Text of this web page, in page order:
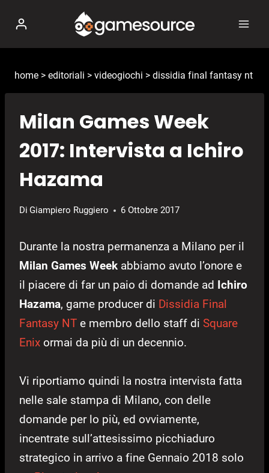
contenuto
home > editoriali > videogiochi > dissidia final fantasy nt
Milan Games Week
2017: Intervista a Ichiro
Hazama
Di Giampiero Ruggiero 6 Ottobre 2017
Durante la nostra permanenza a Milano per il
Milan Games Week abbiamo avuto l’onore e
il piacere di far un paio di domande ad Ichiro
Hazama, game producer di Dissidia Final
Fantasy NT e membro dello staff di Square
Enix ormai da più di un decennio.
Vi riportiamo quindi la nostra intervista fatta
nelle sale stampa di Milano, con delle
domande per lo più, ed ovviamente,
incentrate sull’attesissimo picchiaduro
strategico in arrivo a fine Gennaio 2018 solo